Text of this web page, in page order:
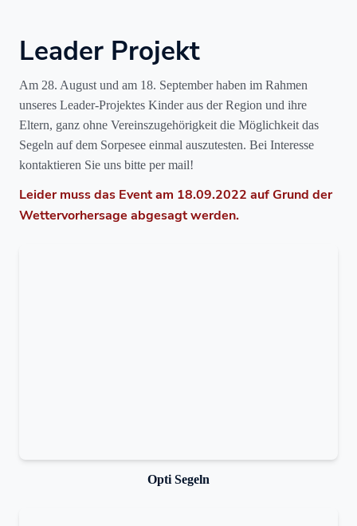
Leader Projekt
Am 28. August und am 18. September haben im Rahmen
unseres Leader-Projektes Kinder aus der Region und ihre
Eltern, ganz ohne Vereinszugehörigkeit die Möglichkeit das
Segeln auf dem Sorpesee einmal auszutesten. Bei Interesse
kontaktieren Sie uns bitte per mail!
Leider muss das Event am 18.09.2022 auf Grund der
Wettervorhersage abgesagt werden.
Opti Segeln